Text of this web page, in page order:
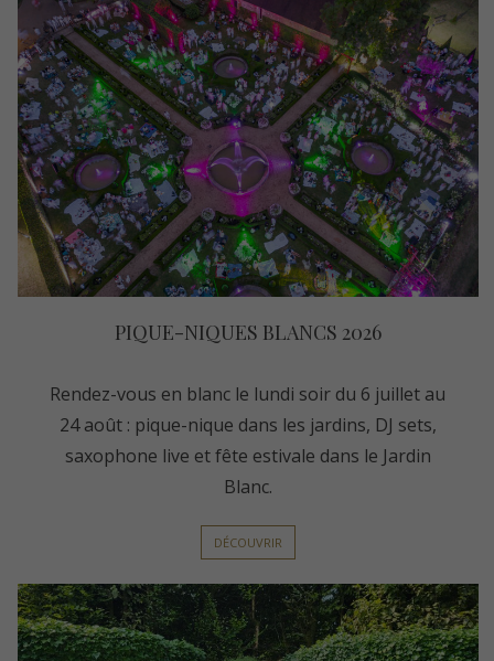
PIQUE-NIQUES BLANCS 2026
Rendez-vous en blanc le lundi soir du 6 juillet au
24 août : pique-nique dans les jardins, DJ sets,
saxophone live et fête estivale dans le Jardin
Blanc.
DÉCOUVRIR